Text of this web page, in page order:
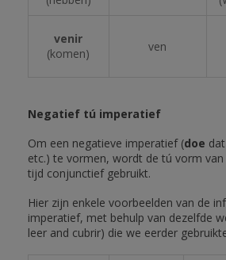
venir
(komen)
ven
Negatief tú imperatief
Om een negatieve imperatief (doe dat
etc.) te vormen, wordt de tú vorm
tijd conjunctief gebruikt.
Hier zijn enkele voorbeelden van de
imperatief, met behulp van dezelfde
leer and cubrir) die we eerder